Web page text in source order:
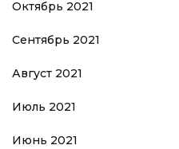
Октябрь 2021
Сентябрь 2021
Август 2021
Июль 2021
Июнь 2021